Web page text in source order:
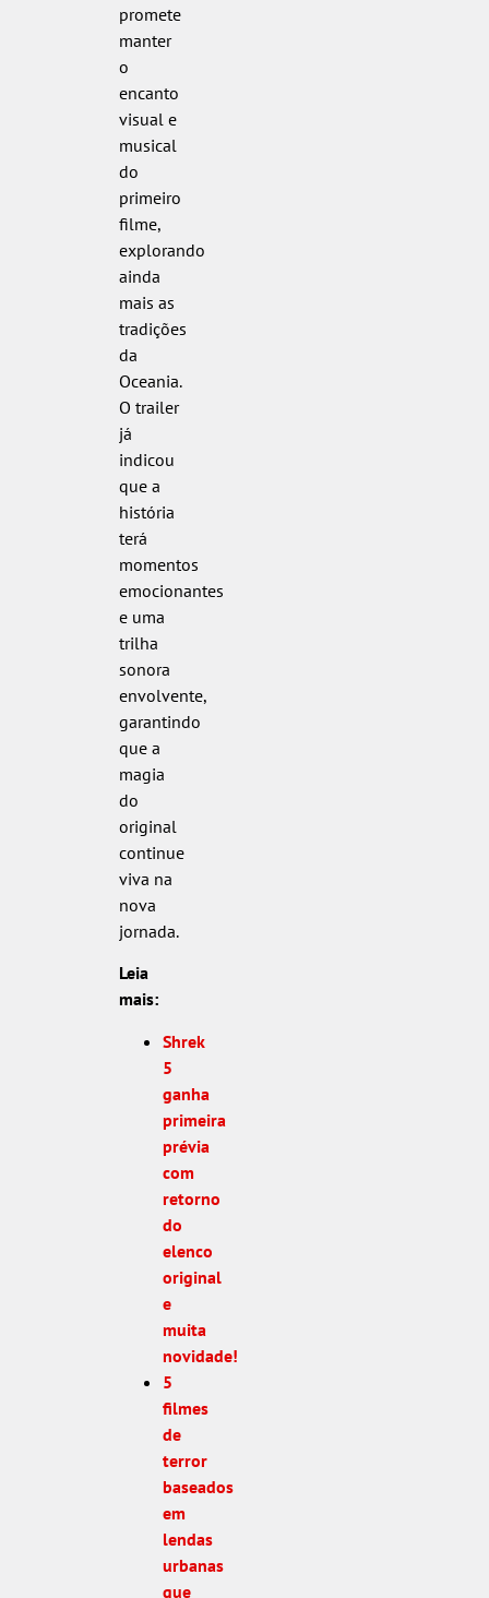
promete
manter
o
encanto
visual e
musical
do
primeiro
filme,
explorando
ainda
mais as
tradições
da
Oceania.
O trailer
já
indicou
que a
história
terá
momentos
emocionantes
e uma
trilha
sonora
envolvente,
garantindo
que a
magia
do
original
continue
viva na
nova
jornada.
Leia
mais:
Shrek
5
ganha
primeira
prévia
com
retorno
do
elenco
original
e
muita
novidade!
5
filmes
de
terror
baseados
em
lendas
urbanas
que